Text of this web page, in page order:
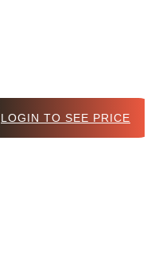
LOGIN TO SEE PRICE